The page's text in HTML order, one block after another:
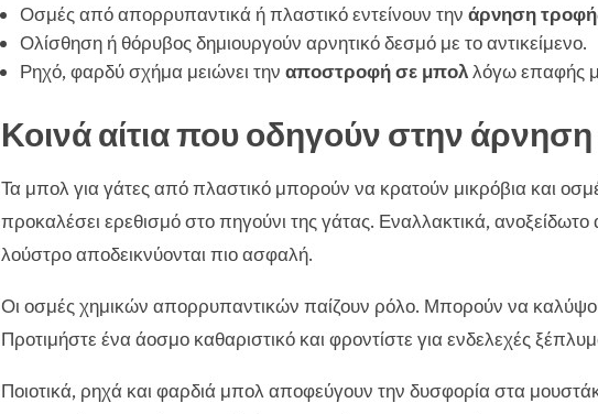
Οσμές από απορρυπαντικά ή πλαστικό εντείνουν την άρνηση
Ολίσθηση ή θόρυβος δημιουργούν αρνητικό δεσμό με το αντικείμενο.
Ρηχό, φαρδύ σχήμα μειώνει την αποστροφή σε μπολλόγω επαφής
Κοινά αίτια που οδηγούν στην
Τα μπολ για γάτες από πλαστικό μπορούν να κρατούν μικρόβια και
προκαλέσει ερεθισμό στο πηγούνι της γάτας. Εναλλακτικά,
λούστρο αποδεικνύονται πιο ασφαλή.
Οι οσμές χημικών απορρυπαντικών παίζουν ρόλο. Μπορούν να
Προτιμήστε ένα άοσμο καθαριστικό και φροντίστε για ενδελεχές
Ποιοτικά, ρηχά και φαρδιά μπολ αποφεύγουν την δυσφορία στα